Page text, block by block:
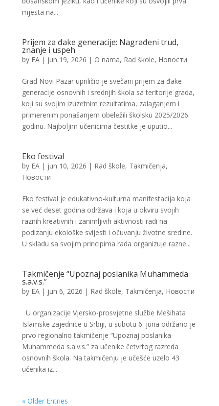
mjesta na...
Prijem za đake generacije: Nagrađeni trud,
znanje i uspeh
by EA| jun 19, 2026 | O nama, Rad škole, Новости
Grad Novi Pazar upriličio je svečani prijem za đake
generacije osnovnih i srednjih škola sa teritorije grada,
koji su svojim izuzetnim rezultatima, zalaganjem i
primerenim ponašanjem obeležili školsku 2025/2026.
godinu. Najboljim učenicima čestitke je uputio...
Eko festival
by EA| jun 10, 2026 | Rad škole, Takmičenja,
Новости
Eko festival je edukativno-kulturna manifestacija koja
se već deset godina održava i koja u okviru svojih
raznih kreativnih i zanimljivih aktivnosti radi na
podizanju ekološke svijesti i očuvanju životne sredine.
U skladu sa svojim principima rada organizuje razne...
Takmičenje “Upoznaj poslanika Muhammeda
s.a.v.s.”
by EA| jun 6, 2026 | Rad škole, Takmičenja, Новости
U organizacije Vjersko-prosvjetne službe Mešihata
Islamske zajednice u Srbiji, u subotu 6. juna održano je
prvo regionalno takmičenje “Upoznaj poslanika
Muhammeda s.a.v.s.” za učenike četvrtog razreda
osnovnih škola. Na takmičenju je učešće uzelo 43
učenika iz...
« Older Entries